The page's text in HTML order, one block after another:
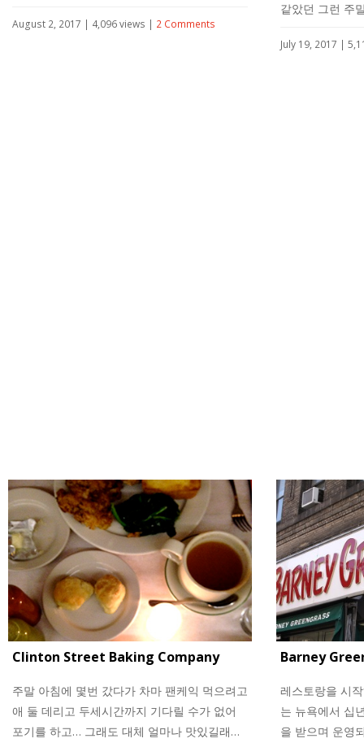
August 2, 2017 | 4,096 views | 2 Comments
같았던 그런 주
July 19, 2017 |
Clinton Street Baking Company
주말 아침에 몇번 갔다가 차마 팬케익 먹으려고
애 둘 데리고 두세시간까지 기다릴 수가 없어
포기를 하고… 그래도 대체 얼마나 맛있길래…
Barney
레스토랑을 시
는 뉴욕에서 십
을 받으며 운영